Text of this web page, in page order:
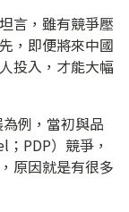
言，雖有競爭壓
，即便將來中國
投入，才能大幅
例，當初與品
PDP）競爭，
原因就是有很多